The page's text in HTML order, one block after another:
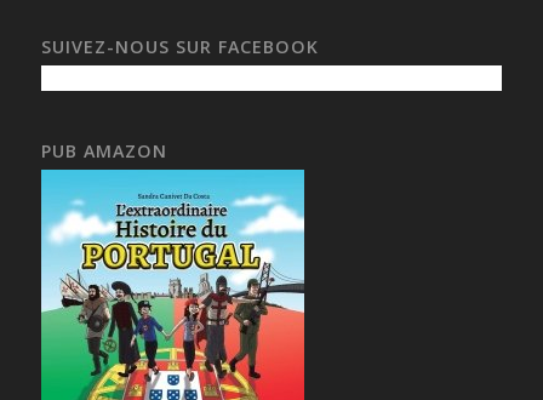
SUIVEZ-NOUS SUR FACEBOOK
PUB AMAZON